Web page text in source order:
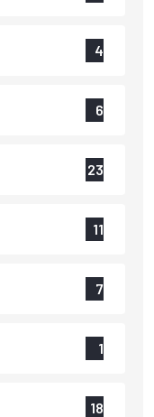
4
6
23
11
7
1
18